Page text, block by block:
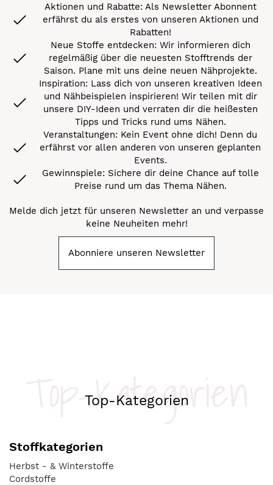
Aktionen und Rabatte: Als Newsletter Abonnent
erfährst du als erstes von unseren Aktionen und
Rabatten!
Neue Stoffe entdecken: Wir informieren dich
regelmäßig über die neuesten Stofftrends der
Saison. Plane mit uns deine neuen Nähprojekte.
Inspiration: Lass dich von unseren kreativen Ideen
und Nähbeispielen inspirieren! Wir teilen mit dir
unsere DIY-Ideen und verraten dir die heißesten
Tipps und Tricks rund ums Nähen.
Veranstaltungen: Kein Event ohne dich! Denn du
erfährst vor allen anderen von unseren geplanten
Events.
Gewinnspiele: Sichere dir deine Chance auf tolle
Preise rund um das Thema Nähen.
Melde dich jetzt für unseren Newsletter an und verpasse
keine Neuheiten mehr!
Abonniere unseren Newsletter
Top-Kategorien
Top-Kategorien
Stoffkategorien
Herbst - & Winterstoffe
Cordstoffe